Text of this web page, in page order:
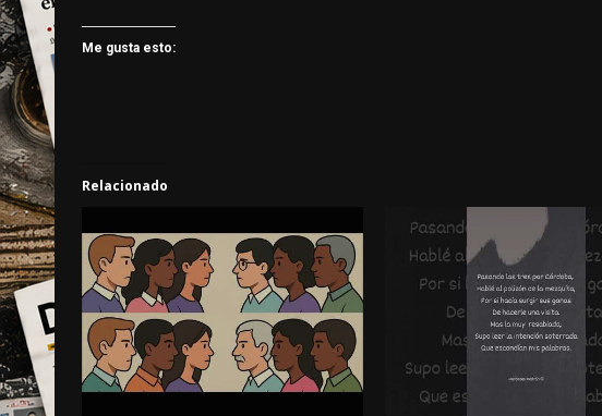
Me gusta esto:
Relacionado